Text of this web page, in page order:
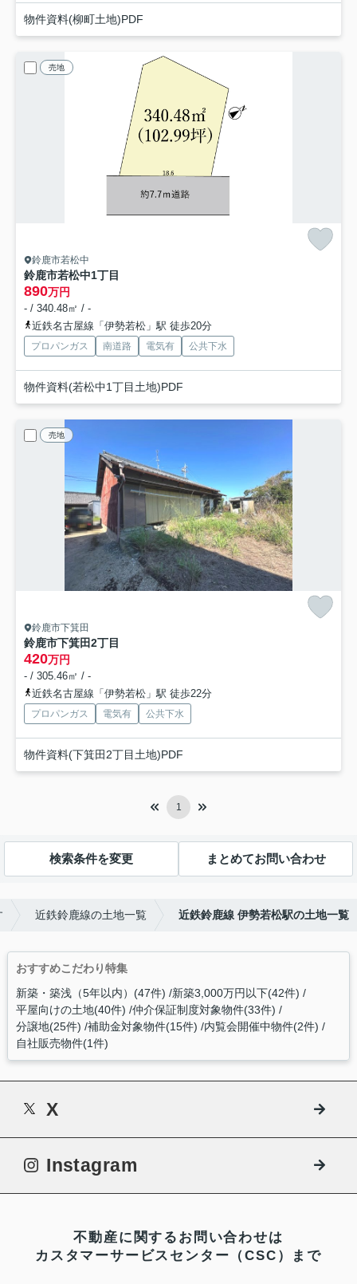
物件資料(柳町土地)PDF
売地
鈴鹿市若松中
鈴鹿市若松中1丁目
890万円
- / 340.48㎡ / -
近鉄名古屋線「伊勢若松」駅 徒歩20分
プロパンガス 南道路 電気有 公共下水
物件資料(若松中1丁目土地)PDF
売地
鈴鹿市下箕田
鈴鹿市下箕田2丁目
420万円
- / 305.46㎡ / -
近鉄名古屋線「伊勢若松」駅 徒歩22分
プロパンガス 電気有 公共下水
物件資料(下箕田2丁目土地)PDF
1
検索条件を変更 まとめてお問い合わせ
近鉄鈴鹿線の土地一覧 近鉄鈴鹿線 伊勢若松駅の土地一覧
おすすめこだわり特集
新築・築浅（5年以内）(47件) 新築3,000万円以下(42件)
平屋向けの土地(40件) 仲介保証制度対象物件(33件)
分譲地(25件) 補助金対象物件(15件) 内覧会開催中物件(2件)
自社販売物件(1件)
X
Instagram
不動産に関するお問い合わせは
カスタマーサービスセンター（CSC）まで